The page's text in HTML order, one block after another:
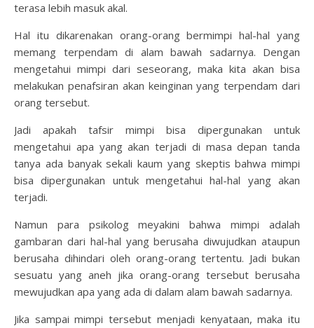
terasa lebih masuk akal.
Hal itu dikarenakan orang-orang bermimpi hal-hal yang
memang terpendam di alam bawah sadarnya. Dengan
mengetahui mimpi dari seseorang, maka kita akan bisa
melakukan penafsiran akan keinginan yang terpendam dari
orang tersebut.
Jadi apakah tafsir mimpi bisa dipergunakan untuk
mengetahui apa yang akan terjadi di masa depan tanda
tanya ada banyak sekali kaum yang skeptis bahwa mimpi
bisa dipergunakan untuk mengetahui hal-hal yang akan
terjadi.
Namun para psikolog meyakini bahwa mimpi adalah
gambaran dari hal-hal yang berusaha diwujudkan ataupun
berusaha dihindari oleh orang-orang tertentu. Jadi bukan
sesuatu yang aneh jika orang-orang tersebut berusaha
mewujudkan apa yang ada di dalam alam bawah sadarnya.
Jika sampai mimpi tersebut menjadi kenyataan, maka itu